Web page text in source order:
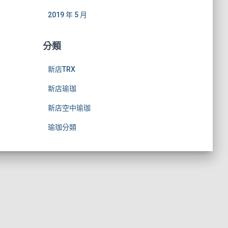
2019 年 5 月
分類
新店TRX
新店瑜珈
新店空中瑜珈
瑜珈分類